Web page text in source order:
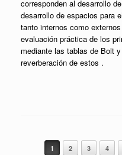
corresponden al desarrollo
desarrollo de espacios para
tanto internos como
evaluación práctica de los
mediante las tablas de Bolt
reverberación de estos .
Post navigation
1 2 3 4